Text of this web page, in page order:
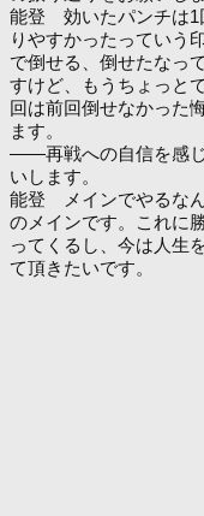
能登 効いたパンチは1
りやすかったっていう
で倒せる、倒せたなっ
すけど、もうちょっと
回は前回倒せなかった
ます。
――再戦への自信を感
いします。
能登 メインでやるな
のメインです。これに
ってくるし、今は人生
て頂きたいです。